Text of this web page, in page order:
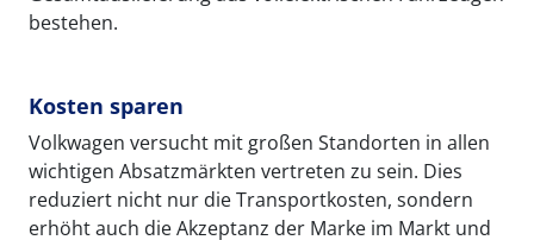
bestehen.
Kosten sparen
Volkwagen versucht mit großen Standorten in allen
wichtigen Absatzmärkten vertreten zu sein. Dies
reduziert nicht nur die Transportkosten, sondern
erhöht auch die Akzeptanz der Marke im Markt und